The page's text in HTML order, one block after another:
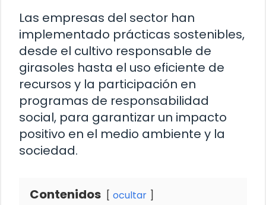
Las empresas del sector han
implementado prácticas sostenibles,
desde el cultivo responsable de
girasoles hasta el uso eficiente de
recursos y la participación en
programas de responsabilidad
social, para garantizar un impacto
positivo en el medio ambiente y la
sociedad.
Contenidos ocultar